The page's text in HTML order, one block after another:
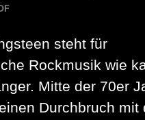
steht für
Rockmusik wie
Mitte der 70er
Durchbruch mit